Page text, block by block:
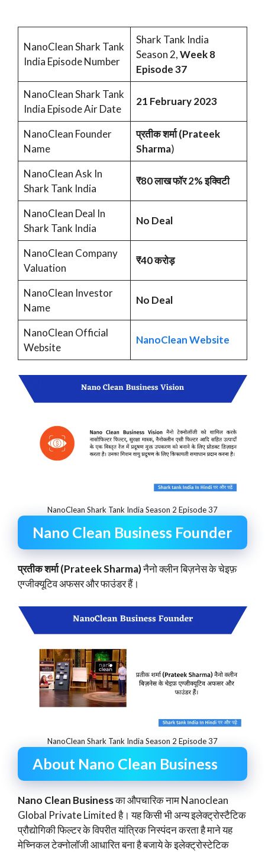
NanoClean Shark Tank
India Episode Number
Shark Tank India
Season 2,Week 8
Episode 37
NanoClean Shark Tank
India Episode Air Date
21 February 2023
NanoClean Founder
Name
प्रतीक शर्मा (Prateek
Sharma)
NanoClean Ask In
Shark Tank India
₹80 लाख फॉर 2% इक्विटी
NanoClean Deal In
Shark Tank India
No Deal
NanoClean Company
Valuation
₹40 करोड़
NanoClean Investor
Name
No Deal
NanoClean Official
Website
NanoClean Website
NanoClean Shark Tank India Season 2 Episode 37
Nano Clean Business Founder
प्रतीक शर्मा (Prateek Sharma)नैनो क्लीन बिज़नेस के चेइफ़
एग्जीक्यूटिव अफसर और फाउंडर हैं।
NanoClean Shark Tank India Season 2 Episode 37
About Nano Clean Business
Nano Clean Businessका औपचारिक नाम Nanoclean
Global Private Limited है। यह किसी भी अन्य इलेक्ट्रोस्टैटिक
प्रौद्योगिकी फिल्टर के विपरीत यांत्रिक निस्पंदन करता है माने यह
मेच्निकल टेक्नोलॉजी आधारित बना है बजाये के इलेक्ट्रोस्टेटिक